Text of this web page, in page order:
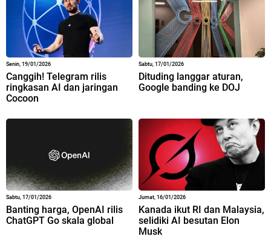
Senin, 19/01/2026
Canggih! Telegram rilis
ringkasan AI dan jaringan
Cocoon
Sabtu, 17/01/2026
Dituding langgar aturan,
Google banding ke DOJ
Sabtu, 17/01/2026
Banting harga, OpenAI rilis
ChatGPT Go skala global
Jumat, 16/01/2026
Kanada ikut RI dan Malaysia,
selidiki AI besutan Elon
Musk